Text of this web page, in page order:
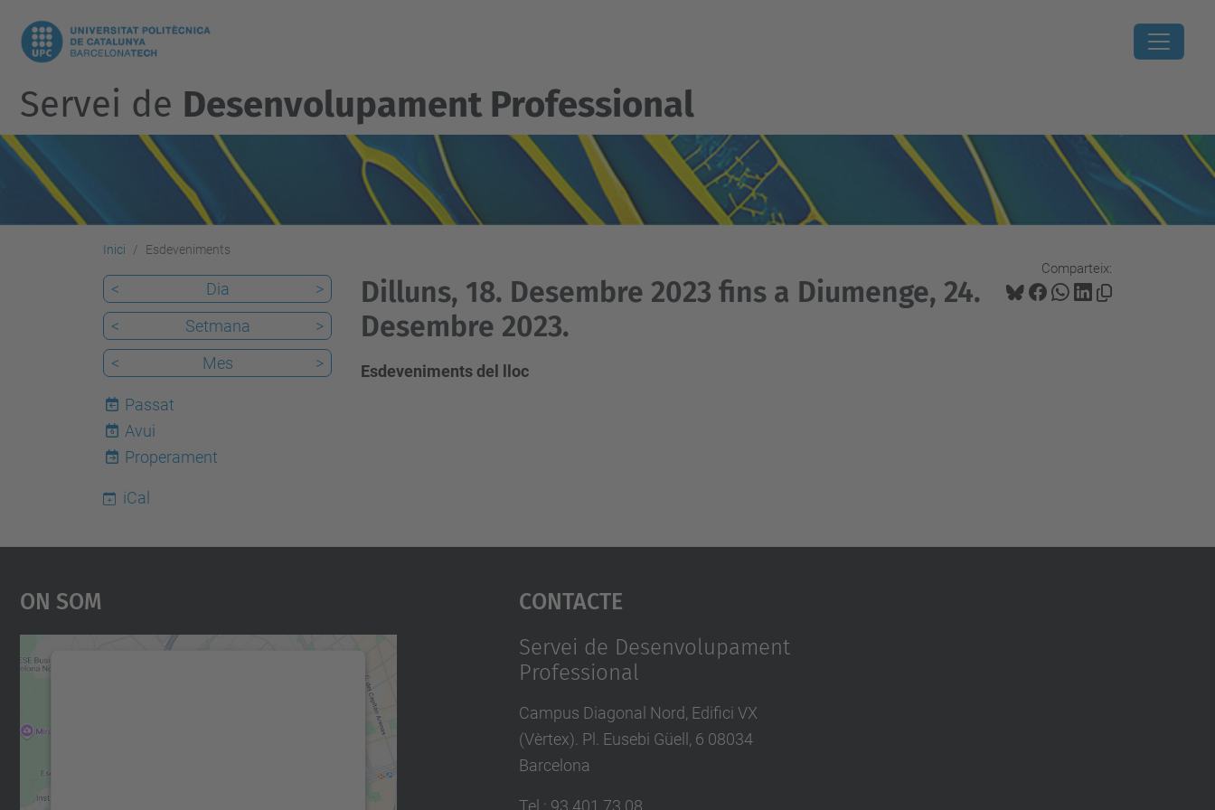
Servei de Desenvolupament Professional
Inici Esdeveniments
Comparteix:
Dilluns, 18. Desembre 2023 fins a Diumenge, 24.
Desembre 2023.
Esdeveniments del lloc
< Dia
>
<
Setmana
>
<
Mes >
Passat
6
Avui
Properament
iCal
On Som Contacte
Servei de Desenvolupament
Professional
Campus Diagonal Nord, Edifici VX
(Vèrtex). Pl. Eusebi Güell, 6 08034
Barcelona
Tel. : 93 401 73 08